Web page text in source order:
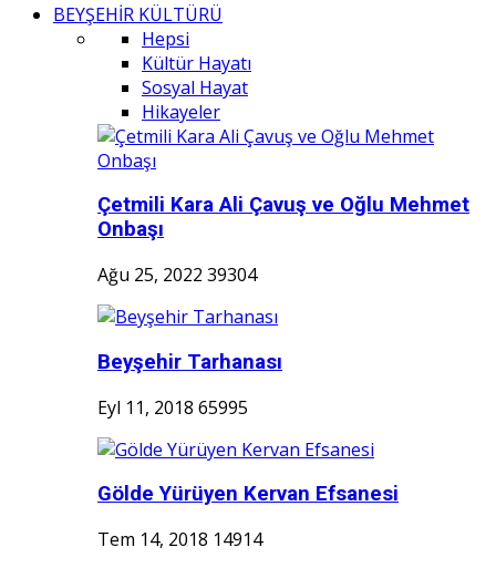
BEYŞEHİR KÜLTÜRÜ
Hepsi
Kültür Hayatı
Sosyal Hayat
Hikayeler
Çetmili Kara Ali Çavuş ve Oğlu Mehmet
Onbaşı
Ağu 25, 2022 39304
Beyşehir Tarhanası
Eyl 11, 2018 65995
Gölde Yürüyen Kervan Efsanesi
Tem 14, 2018 14914